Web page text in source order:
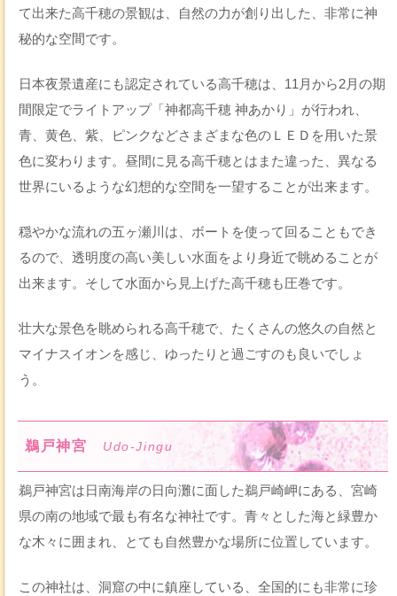
て出来た高千穂の景観は、自然の力が創り出した、非常に神
秘的な空間です。
日本夜景遺産にも認定されている高千穂は、11月から2月の期
間限定でライトアップ「神都高千穂 神あかり」が行われ、
青、黄色、紫、ピンクなどさまざまな色のＬＥＤを用いた景
色に変わります。昼間に見る高千穂とはまた違った、異なる
世界にいるような幻想的な空間を一望することが出来ます。
穏やかな流れの五ヶ瀬川は、ボートを使って回ることもでき
るので、透明度の高い美しい水面をより身近で眺めることが
出来ます。そして水面から見上げた高千穂も圧巻です。
壮大な景色を眺められる高千穂で、たくさんの悠久の自然と
マイナスイオンを感じ、ゆったりと過ごすのも良いでしょ
う。
鵜戸神宮 Udo-Jingu
鵜戸神宮は日南海岸の日向灘に面した鵜戸崎岬にある、宮崎
県の南の地域で最も有名な神社です。青々とした海と緑豊か
な木々に囲まれ、とても自然豊かな場所に位置しています。
この神社は、洞窟の中に鎮座している、全国的にも非常に珍